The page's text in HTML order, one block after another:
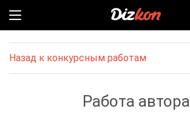
Назад к конкурсным работам
Работа автора